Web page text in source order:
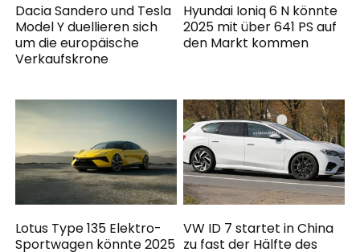
Dacia Sandero und Tesla
Model Y duellieren sich
um die europäische
Verkaufskrone
Hyundai Ioniq 6 N könnte
2025 mit über 641 PS auf
den Markt kommen
Lotus Type 135 Elektro-
Sportwagen könnte 2025
VW ID 7 startet in China
zu fast der Hälfte des